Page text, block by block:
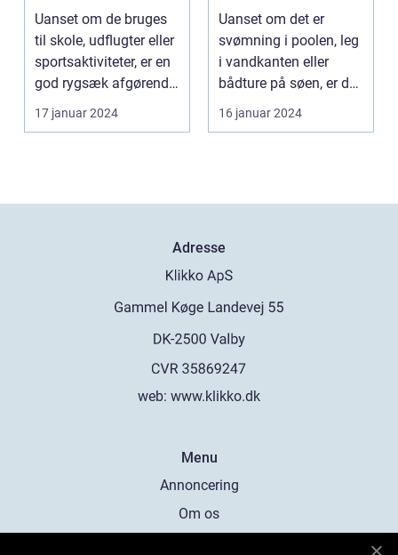
dagligdagen
Uanset om de bruges
til skole, udflugter eller
sportsaktiviteter, er en
god rygsæk afgørende
for at ...
17 januar 2024
sikkerhed under
vandaktiviteter
Uanset om det er
svømning i poolen, leg
i vandkanten eller
bådture på søen, er det
afgørende at besk...
16 januar 2024
Adresse
web: www.klikko.dk
Menu
Annoncering
Om os